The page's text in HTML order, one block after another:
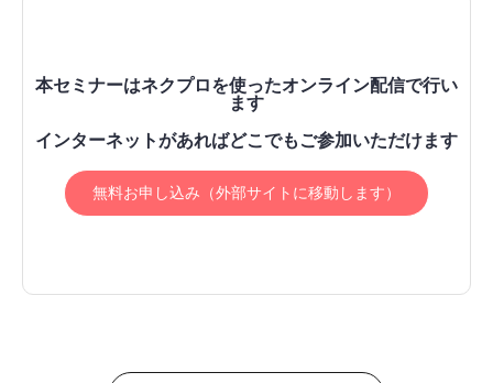
本セミナーはネクプロを使ったオンライン配信で行い
ます
インターネットがあればどこでもご参加いただけます
無料お申し込み（外部サイトに移動します）